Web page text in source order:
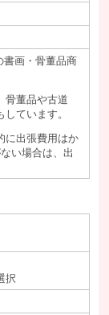
書画・骨董品商
骨董品や古道
ています。
に出張費用はか
い場合は、出
択